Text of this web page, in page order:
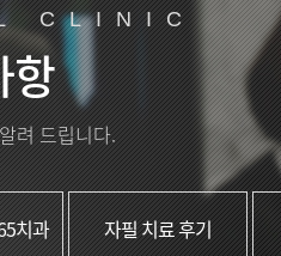
CLINIC
항
려 드립니다.
치과 자필 치료 후기